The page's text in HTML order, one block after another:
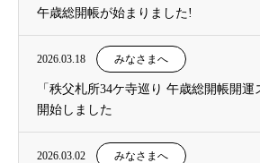
午歳総開帳が始まりました!
2026.03.18 みなさまへ
「秩父札所34ケ寺巡り 午歳総開帳開運
開始しました
2026.03.02 みなさまへ